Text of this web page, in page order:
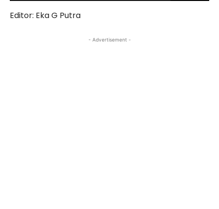
Editor: Eka G Putra
- Advertisement -